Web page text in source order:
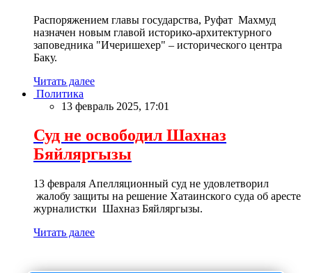
Распоряжением главы государства, Руфат Махмуд
назначен новым главой историко-архитектурного
заповедника "Ичеришехер" – исторического центра
Баку.
Читать далее
Политика
13 февраль 2025, 17:01
Суд не освободил Шахназ
Бяйляргызы
13 февраля Апелляционный суд не удовлетворил
жалобу защиты на решение Хатаинского суда об аресте
журналистки Шахназ Бяйляргызы.
Читать далее